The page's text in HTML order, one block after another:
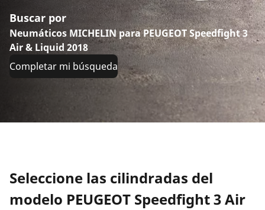
Buscar por
Neumáticos MICHELIN para PEUGEOT Speedfight 3
Air & Liquid 2018
Completar mi búsqueda
Seleccione las cilindradas del
modelo PEUGEOT Speedfight 3 Air